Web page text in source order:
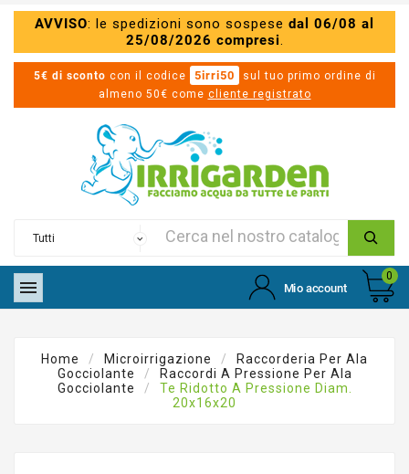
AVVISO: le spedizioni sono sospese dal 06/08 al
25/08/2026 compresi.
5€ di sconto con il codice 5irri50
sul tuo primo ordine di
almeno 50€ come cliente registrato
 Mio account
0
Home Microirrigazione
Raccorderia Per Ala
Gocciolante
Raccordi A Pressione Per Ala
Gocciolante
Te Ridotto A Pressione Diam.
20x16x20